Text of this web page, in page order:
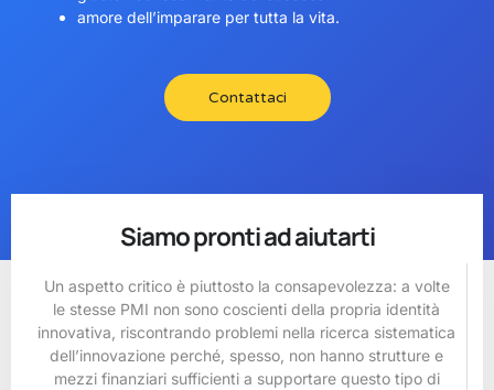
amore dell’imparare per tutta la vita.
Contattaci
Siamo pronti ad aiutarti
Un aspetto critico è piuttosto la consapevolezza: a volte
le stesse PMI non sono coscienti della propria identità
innovativa, riscontrando problemi nella ricerca sistematica
dell’innovazione perché, spesso, non hanno strutture e
mezzi finanziari sufficienti a supportare questo tipo di